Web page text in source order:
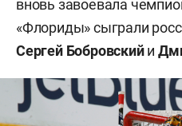
вновь завоевала
«Флориды» сыграли
Сергей Бобровскийи